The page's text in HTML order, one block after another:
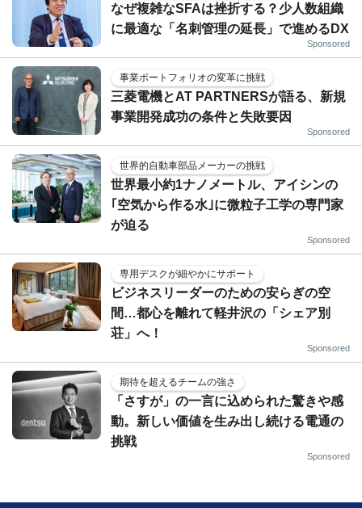
なぜ複雑なSFAは挫折する？少人数組織
に最適な「名刺管理の延長」で進めるDX
Sponsored
事業ポートフォリオの変革に挑戦
三菱電機とAT PARTNERSが語る、新規
事業開発成功の条件と失敗要因
Sponsored
世界的自動車部品メーカーの挑戦
世界最小約1ナノメートル、アイシンの
｢空気から作る水｣に微粒子工学の専門家
が迫る
Sponsored
専用デスクが細やかにサポート
ビジネスリーダーのための安らぎの空
間…都心を離れて軽井沢の「シェア別
荘」へ！
Sponsored
期待を超えるチームの強さ
「さすが」の一言に込められた驚きや感
動。新しい価値を生み出し続ける電通の
挑戦
Sponsored